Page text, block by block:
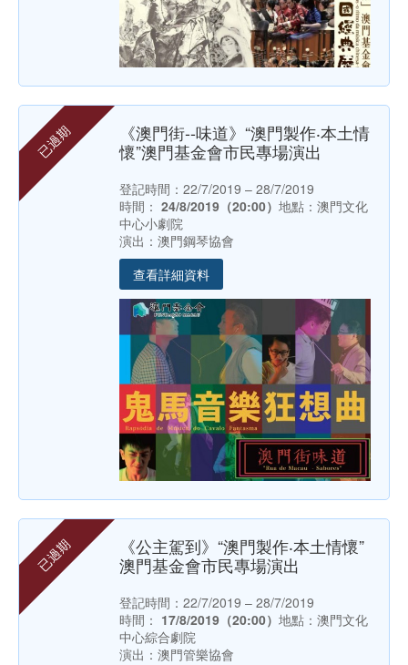
已過期
《澳門街--味道》“澳門製作‧本土情
懷”澳門基金會市民專場演出
登記時間：22/7/2019 – 28/7/2019
時間： 24/8/2019（20:00） 地點：澳門文化
中心小劇院
演出：澳門鋼琴協會
查看詳細資料
已過期
《公主駕到》“澳門製作‧本土情懷”
澳門基金會市民專場演出
登記時間：22/7/2019 – 28/7/2019
時間： 17/8/2019（20:00） 地點：澳門文化
中心綜合劇院
演出：澳門管樂協會